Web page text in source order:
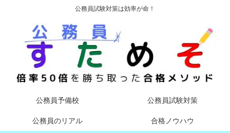
公務員試験対策は効率が命！
公務員予備校 公務員試験対策
公務員のリアル 合格ノウハウ